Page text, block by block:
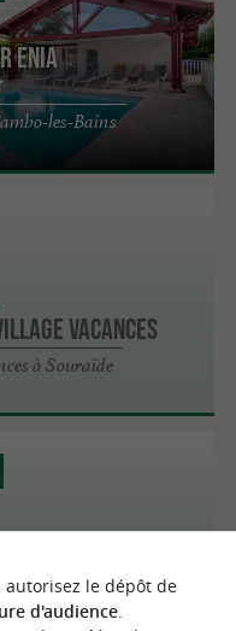
Enia
les-Bains
Village Vacances
à Souraïde
à Cambo-les-
autorisez le dépôt de
d'audience.